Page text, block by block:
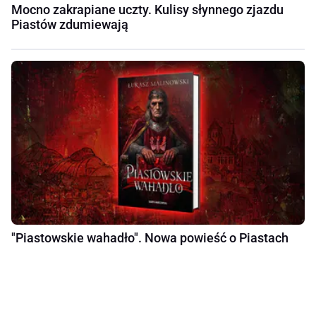
Mocno zakrapiane uczty. Kulisy słynnego zjazdu
Piastów zdumiewają
"Piastowskie wahadło". Nowa powieść o Piastach